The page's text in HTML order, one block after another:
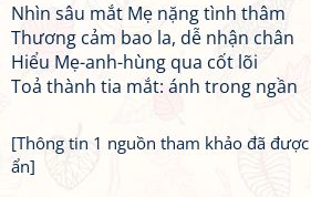
Nhìn sâu mắt Mẹ nặng tình thâm
Thương cảm bao la, dễ nhận chân
Hiểu Mẹ-anh-hùng qua cốt lõi
Toả thành tia mắt: ánh trong ngần
[Thông tin 1 nguồn tham khảo đã được
ẩn]